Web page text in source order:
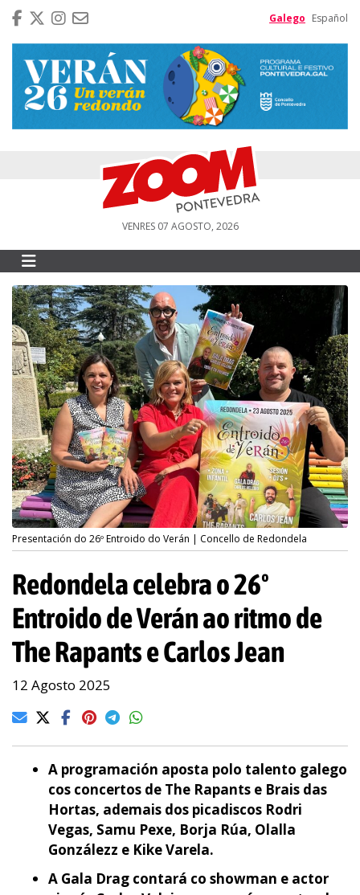
Galego Español
VENRES 07 AGOSTO, 2026
Presentación do 26º Entroido do Verán | Concello de Redondela
Redondela celebra o 26º
Entroido de Verán ao ritmo de
The Rapants e Carlos Jean
12 Agosto 2025
A programación aposta polo talento galego
cos concertos de The Rapants e Brais das
Hortas, ademais dos picadiscos Rodri
Vegas, Samu Pexe, Borja Rúa, Olalla
Gonzálezz e Kike Varela.
A Gala Drag contará co showman e actor